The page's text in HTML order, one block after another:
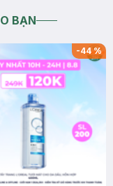
BẠN
-44%